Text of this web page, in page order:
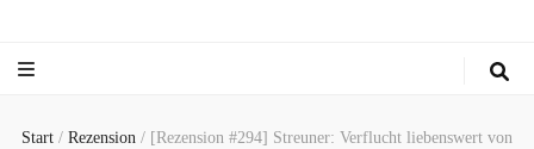
Start / Rezension / [Rezension #294] Streuner: Verflucht liebenswert von